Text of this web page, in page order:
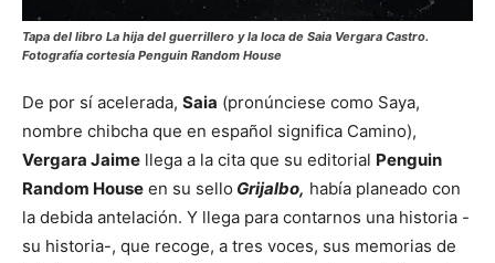
Tapa del libro La hija del guerrillero y la loca de Saia Vergara Castro.
Fotografía cortesía Penguin Random House
De por sí acelerada, Saia (pronúnciese como Saya,
nombre chibcha que en español significa Camino),
Vergara Jaime llega a la cita que su editorial Penguin
Random House en su sello Grijalbo, había planeado con
la debida antelación. Y llega para contarnos una historia -
su historia-, que recoge, a tres voces, sus memorias de